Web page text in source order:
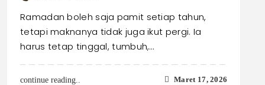
Ramadan boleh saja pamit setiap tahun,
tetapi maknanya tidak juga ikut pergi. Ia
harus tetap tinggal, tumbuh,…
continue reading.. Maret 17, 2026